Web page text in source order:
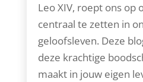
Leo XIV, roept ons op
centraal te zetten in
geloofsleven. Deze
deze krachtige
maakt in jouw eigen